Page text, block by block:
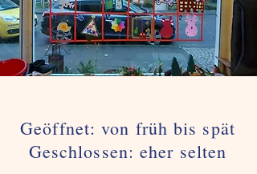
Geöffnet: von früh bis spät
Geschlossen: eher selten